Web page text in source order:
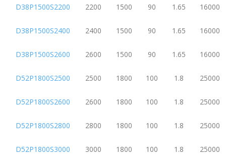
D38P1500S2200 2200 1500 90 1.65 16000
D38P1500S2400 2400 1500 90 1.65 16000
D38P1500S2600 2600 1500 90 1.65 16000
D52P1800S2500 2500 1800 100 1.8 25000
D52P1800S2600 2600 1800 100 1.8 25000
D52P1800S2800 2800 1800 100 1.8 25000
D52P1800S3000 3000 1800 100 1.8 25000